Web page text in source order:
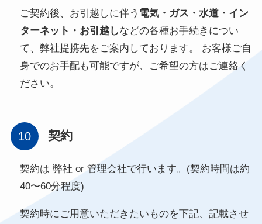
ご契約後、お引越しに伴う 電気・ガス・水道・イン
ターネット・お引越しなどの各種お手続きについ
て、弊社提携先をご案内しております。 お客様ご自
身でのお手配も可能ですが、ご希望の方はご連絡く
ださい。
契約
契約は 弊社 or 管理会社で行います。(契約時間は約
40〜60分程度)
契約時にご用意いただきたいものを下記、記載させ